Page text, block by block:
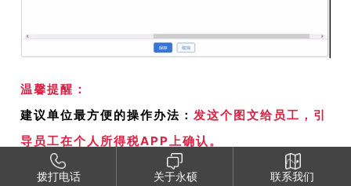
温馨提醒：
建议单位最方便的操作办法： 发这个图文给员工，引
导员工在个人所得税APP上确认。
拨打电话 关于永硕 联系我们